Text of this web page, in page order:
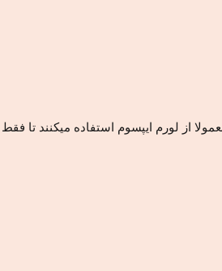
از لورم ایپسوم استفاده میکنند تا